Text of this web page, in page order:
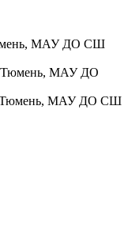
МАУ ДО СШ
Тюмень, МАУ ДО
Тюмень, МАУ ДО СШ